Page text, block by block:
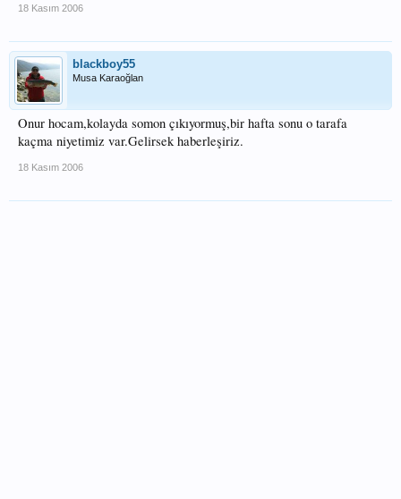
18 Kasım 2006
blackboy55
Musa Karaoğlan
Onur hocam,kolayda somon çıkıyormuş,bir hafta sonu o tarafa
kaçma niyetimiz var.Gelirsek haberleşiriz.
18 Kasım 2006